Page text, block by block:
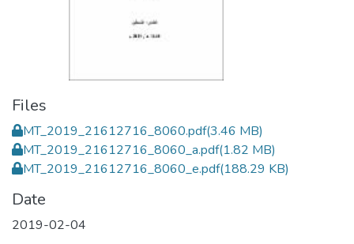
Files
MT_2019_21612716_8060.pdf(3.46 MB)
MT_2019_21612716_8060_a.pdf(1.82 MB)
MT_2019_21612716_8060_e.pdf(188.29 KB)
Date
2019-02-04